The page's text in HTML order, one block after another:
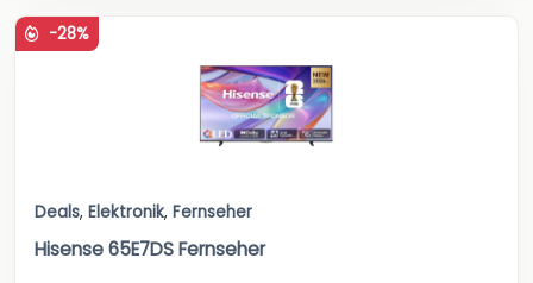
-28%
Deals, Elektronik, Fernseher
Hisense 65E7DS Fernseher